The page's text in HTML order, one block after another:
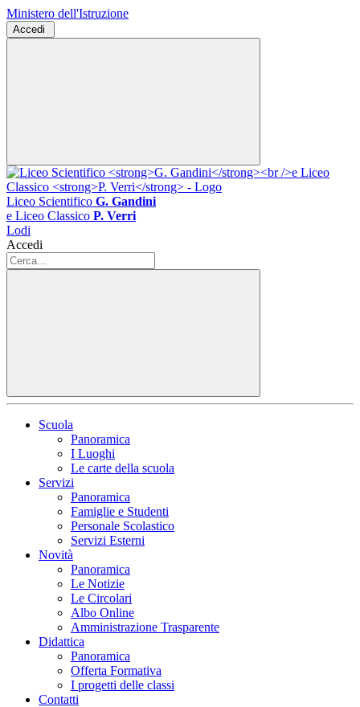
Ministero dell'Istruzione
Accedi
Liceo Scientifico G. Gandini
e Liceo Classico P. Verri
Lodi
Accedi
Scuola
Panoramica
I Luoghi
Le carte della scuola
Servizi
Panoramica
Famiglie e Studenti
Personale Scolastico
Servizi Esterni
Novità
Panoramica
Le Notizie
Le Circolari
Albo Online
Amministrazione Trasparente
Didattica
Panoramica
Offerta Formativa
I progetti delle classi
Contatti